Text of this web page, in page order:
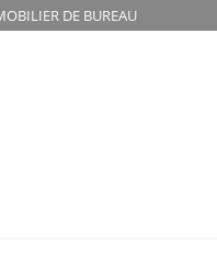
DE BUREAU